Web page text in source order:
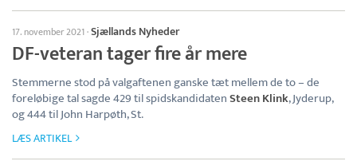
17. november 2021·Sjællands Nyheder
DF-veteran tager fire år mere
Stemmerne stod på valgaftenen ganske tæt mellem de to – de
foreløbige tal sagde 429 til spidskandidatenSteen Klink, Jyderup,
og 444 til John Harpøth, St.
LÆS ARTIKEL